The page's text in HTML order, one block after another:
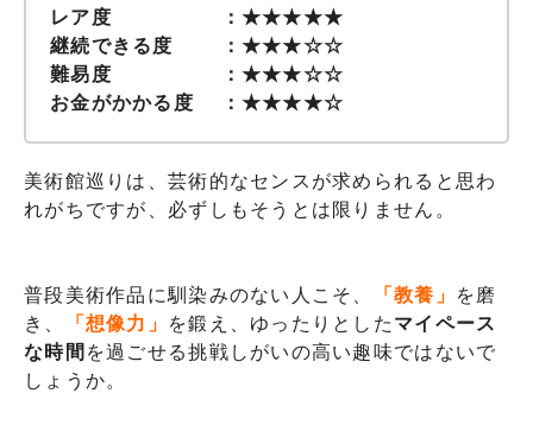
レア度 ：★★★★★
継続できる度 ：★★★☆☆
難易度 ：★★★☆☆
お金がかかる度 ：★★★★☆
美術館巡りは、芸術的なセンスが求められると思わ
れがちですが、必ずしもそうとは限りません。
普段美術作品に馴染みのない人こそ、 「教養」
を磨
き、
「想像力」 を鍛え、ゆったりとした マイペース
な時間 を過ごせる挑戦しがいの高い趣味ではないで
しょうか。